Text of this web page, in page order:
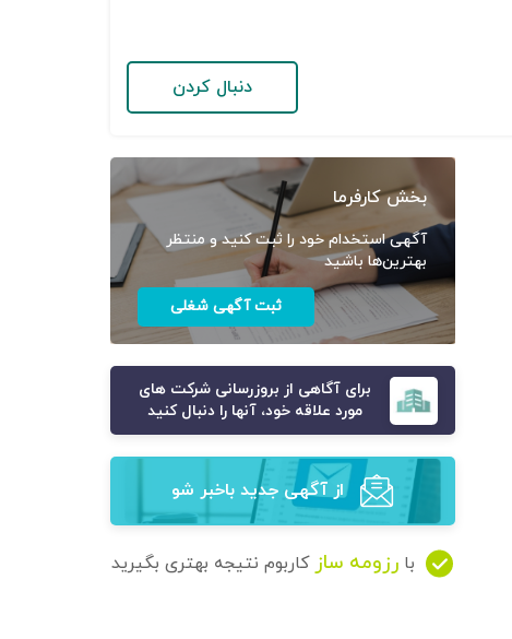
دنبال کردن
بخش کارفرما
آگهی استخدام خود را ثبت کنید و منتظر
بهترین‌ها باشید
ثبت آگهی شغلی
برای آگاهی از بروزرسانی شرکت های
مورد علاقه خود، آنها را دنبال کنید
از آگهی‌ جدید باخبر شو
با رزومه ساز کاربوم نتیجه بهتری بگیرید